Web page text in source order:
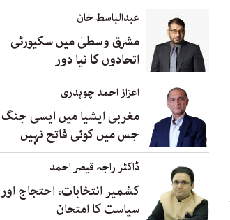
عبدالباسط خان
مشرق وسطیٰ میں سکیورٹی
اتحادوں کا نیا دور
اعزاز احمد چوہدری
مغربی ایشیا میں ایسی جنگ
جس میں کوئی فاتح نہیں
ڈاکٹر راجہ قیصر احمد
کشمیر انتخابات، احتجاج اور
سیاست کا امتحان